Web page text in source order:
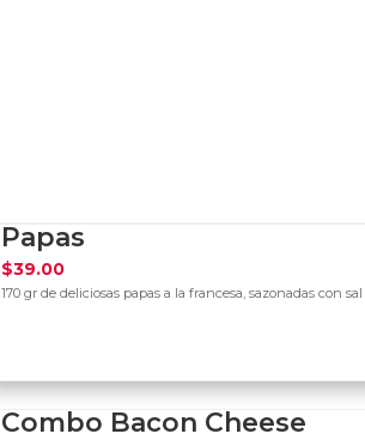
Papas
$39.00
170 gr de deliciosas papas a la francesa, sazonadas con sal
Combo Bacon Cheese